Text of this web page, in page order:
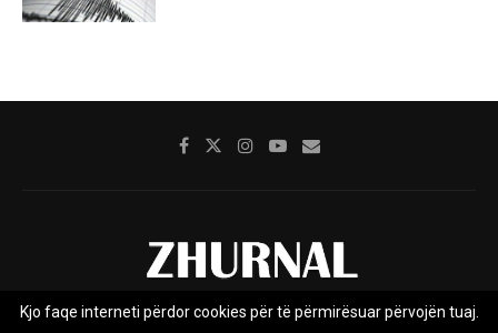
Kjo faqe interneti përdor cookies për të përmirësuar përvojën tuaj.